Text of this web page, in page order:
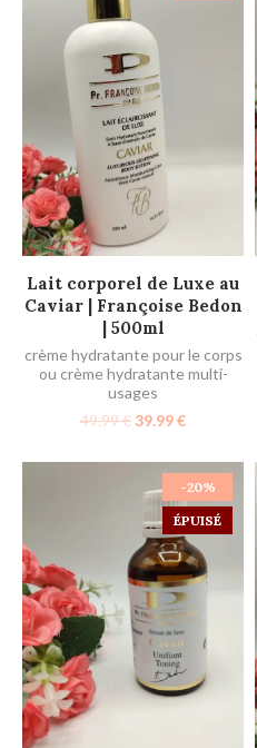
AJOUTER AU PANIER
Lait corporel de Luxe au
Caviar | Françoise Bedon
| 500ml
crème hydratante pour le corps
ou crème hydratante multi-
usages
49.99€39.99€
-20%
ÉPUISÉ